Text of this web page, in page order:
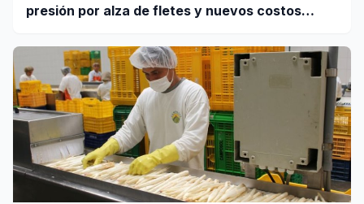
presión por alza de fletes y nuevos costos